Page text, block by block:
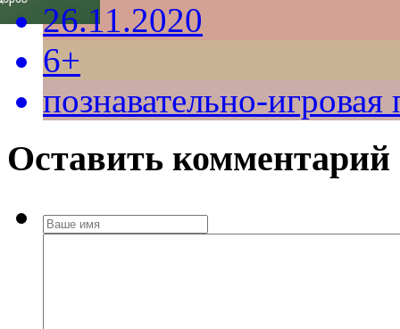
26.11.2020
6+
познавательно-
Оставить комментарий